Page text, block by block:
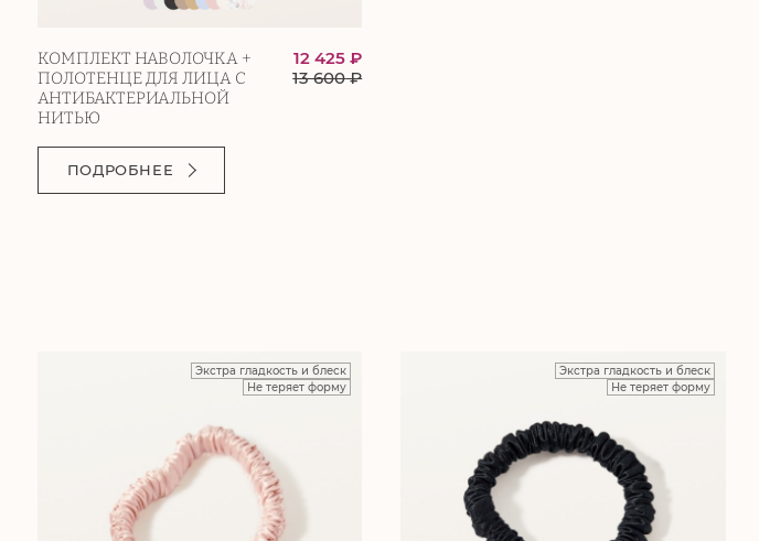
КОМПЛЕКТ НАВОЛОЧКА +
ПОЛОТЕНЦЕ ДЛЯ ЛИЦА С
АНТИБАКТЕРИАЛЬНОЙ
НИТЬЮ
12 425 ₽
13 600₽
ПОДРОБНЕЕ
Экстра гладкость и блеск
Не теряет форму
Экстра гладкость и блеск
Не теряет форму